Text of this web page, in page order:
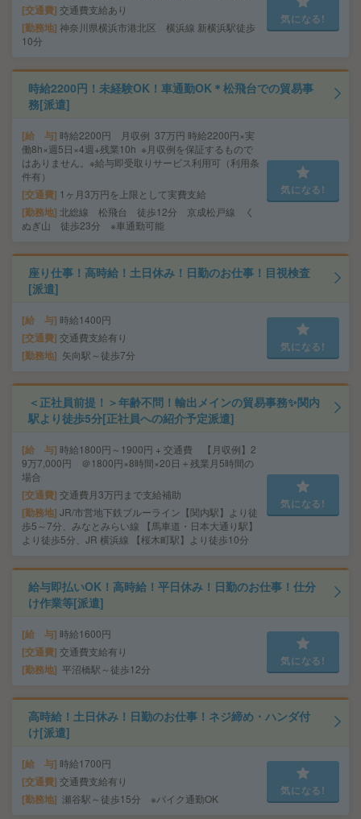
交通費 交通費支給あり
勤務地 神奈川県横浜市港北区 横浜線 新横浜駅徒歩
10分
気になる!
時給2200円！未経験OK！車通勤OK＊松飛台での貿易事
務[派遣]
給 与 時給2200円 月収例 37万円 時給2200円×実
働8h×週5日×4週+残業10h ※月収例を保証するもので
はありません。※給与即受取りサービス利用可（利用条
件有）
交通費 1ヶ月3万円を上限として実費支給
勤務地 北総線 松飛台 徒歩12分 京成松戸線 く
ぬぎ山 徒歩23分 ※車通勤可能
気になる!
座り仕事！高時給！土日休み！日勤のお仕事！目視検査
[派遣]
給 与 時給1400円
交通費 交通費支給有り
勤務地 矢向駅～徒歩7分
気になる!
＜正社員前提！＞年齢不問！輸出メインの貿易事務✨関内
駅より徒歩5分[正社員への紹介予定派遣]
給 与 時給1800円～1900円 + 交通費 【月収例】2
9万7,000円 ＠1800円×8時間×20日＋残業月5時間の
場合
交通費 交通費月3万円まで支給補助
勤務地 JR/市営地下鉄ブルーライン【関内駅】より徒
歩5～7分、みなとみらい線 【馬車道・日本大通り駅】
より徒歩5分、JR 横浜線 【桜木町駅】より徒歩10分
気になる!
給与即払いOK！高時給！平日休み！日勤のお仕事！仕分
け作業等[派遣]
給 与 時給1600円
交通費 交通費支給有り
勤務地 平沼橋駅～徒歩12分
気になる!
高時給！土日休み！日勤のお仕事！ネジ締め・ハンダ付
け[派遣]
給 与 時給1700円
交通費 交通費支給有り
勤務地 瀬谷駅～徒歩15分 ※バイク通勤OK
気になる!